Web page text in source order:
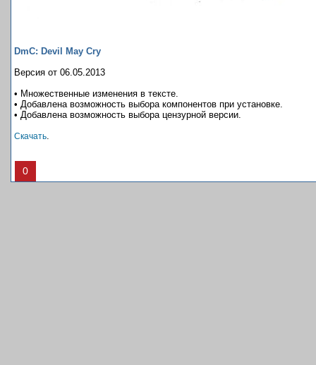
DmC: Devil May Cry
Версия от 06.05.2013
• Множественные изменения в тексте.
• Добавлена возможность выбора компонентов при установке.
• Добавлена возможность выбора цензурной версии.
Скачать
0